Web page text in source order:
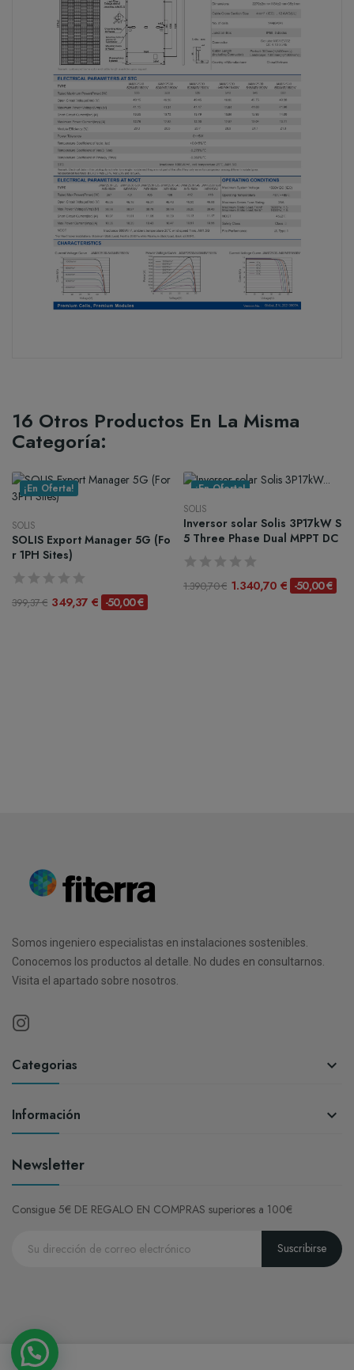
16 Otros Productos En La Misma
Categoría:
¡En Oferta!
SOLIS
SOLIS Export Manager 5G (Fo
r 1PH Sites)
399,37 € 349,37 € -50,00 €
¡En Oferta!
SOLIS
Inversor solar Solis 3P17kW S
5 Three Phase Dual MPPT DC
1.390,70 € 1.340,70 € -50,00 €
Somos ingeniero especialistas en instalaciones sostenibles.
Conocemos los productos al detalle. No dudes en consultarnos.
Visita el apartado sobre nosotros.
Categorias 
Información 
Newsletter
Consigue 5€ DE REGALO EN COMPRAS superiores a 100€
Suscribirse